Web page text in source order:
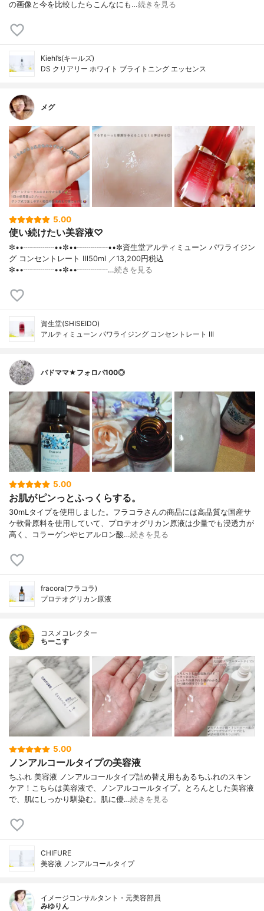
の画像と今を比較したらこんなにも…続きを見る
Kiehl’s(キールズ)
DS クリアリー ホワイト ブライトニング エッセンス
メグ
5.00
使い続けたい美容液♡
✼••┈┈┈┈••✼••┈┈┈┈••✼資生堂アルティミューン パワライジン
グ コンセントレート Ⅲ50ml ／13,200円税込
✼••┈┈┈┈••✼••┈┈┈┈…続きを見る
資生堂(SHISEIDO)
アルティミューン パワライジング コンセントレート III
バドママ★フォロバ100◎
5.00
お肌がピンっとふっくらする。
30mLタイプを使用しました。フラコラさんの商品には高品質な国産サ
ケ軟骨原料を使用していて、プロテオグリカン原液は少量でも浸透力が
高く、コラーゲンやヒアルロン酸…続きを見る
fracora(フラコラ)
プロテオグリカン原液
コスメコレクター
ちーこす
5.00
ノンアルコールタイプの美容液
ちふれ 美容液 ノンアルコールタイプ詰め替え用もあるちふれのスキン
ケア！こちらは美容液で、ノンアルコールタイプ。とろんとした美容液
で、肌にしっかり馴染む。肌に優…続きを見る
CHIFURE
美容液 ノンアルコールタイプ
イメージコンサルタント・元美容部員
みゆりん